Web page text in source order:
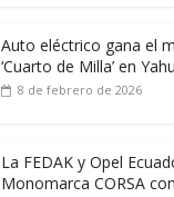
Auto eléctrico gana el
‘Cuarto de Milla’ en
8 de febrero de 2026
La FEDAK y Opel
Monomarca CORSA